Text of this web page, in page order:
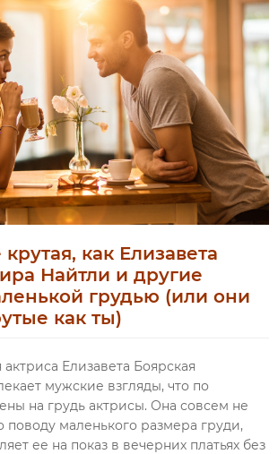
как Елизавета
Найтли и другие
грудью (или они
как ты)
Елизавета Боярская
мужские взгляды, что по
на грудь актрисы. Она совсем не
поводу маленького размера груди,
ее на показ в вечерних платьях без